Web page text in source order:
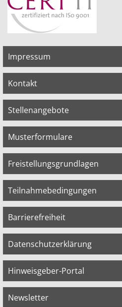
Impressum
Kontakt
Stellenangebote
Musterformulare
Freistellungsgrundlagen
Teilnahmebedingungen
Barrierefreiheit
Datenschutzerklärung
Hinweisgeber-Portal
Newsletter